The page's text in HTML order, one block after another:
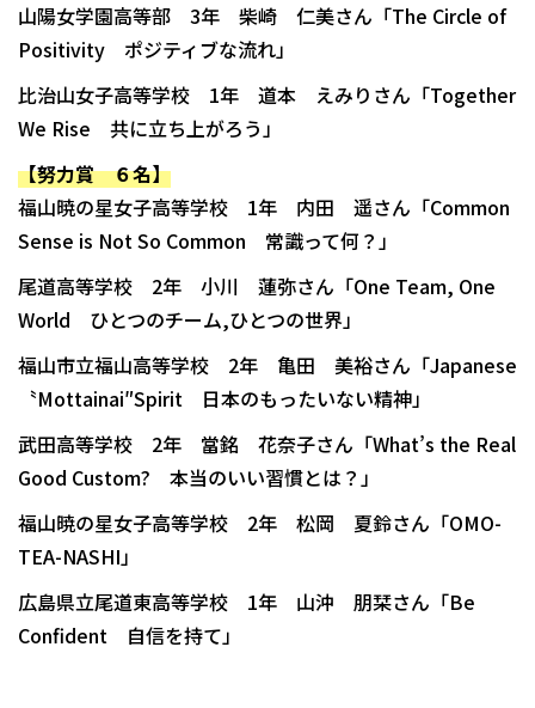
山陽女学園高等部 3年 柴崎 仁美さん「The Circle of
Positivity ポジティブな流れ」
比治山女子高等学校 1年 道本 えみりさん「Together
We Rise 共に立ち上がろう」
【努力賞 ６名】
福山暁の星女子高等学校 1年 内田 遥さん「Common
Sense is Not So Common 常識って何？」
尾道高等学校 2年 小川 蓮弥さん「One Team, One
World ひとつのチーム,ひとつの世界」
福山市立福山高等学校 2年 亀田 美裕さん「Japanese
〝Mottainai″Spirit 日本のもったいない精神」
武田高等学校 2年 當銘 花奈子さん「What’s the Real
Good Custom? 本当のいい習慣とは？」
福山暁の星女子高等学校 2年 松岡 夏鈴さん「OMO-
TEA-NASHI」
広島県立尾道東高等学校 1年 山沖 朋栞さん「Be
Confident 自信を持て」